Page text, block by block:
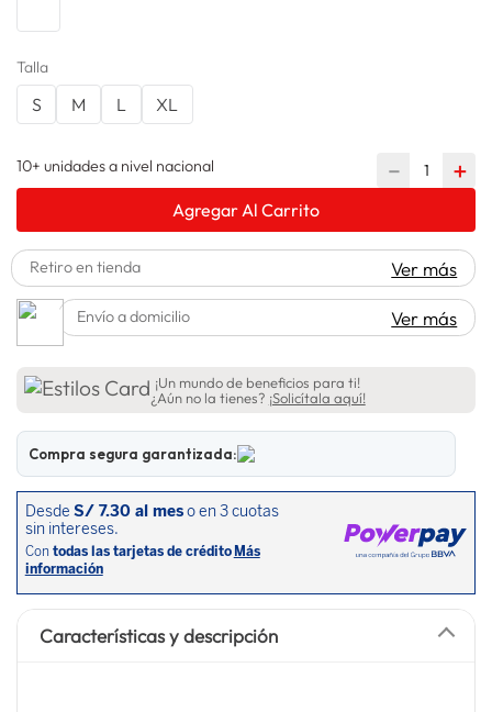
8.
9.
10 spiderman
Talla
S M L XL
10+ unidades a nivel nacional ＋
－
Agregar Al Carrito
Retiro en tienda Ver más
Envío a domicilio Ver más
¡Un mundo de beneficios para ti!
¿Aún no la tienes? ¡Solicítala aquí!
Compra segura garantizada:
Características y descripción